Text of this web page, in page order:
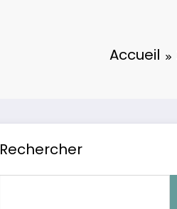
Accueil
Rechercher